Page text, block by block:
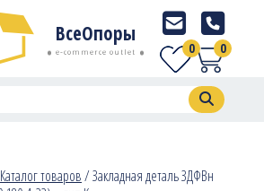
ВсеОпоры
e-commerce outlet 0
0
Каталог товаров/Закладная деталь ЗДФВн